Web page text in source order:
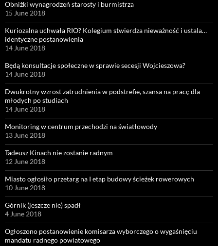
Obniżki wynagrodzeń starosty i burmistrza
15 June 2018
Kuriozalna uchwała RIO? Kolegium stwierdza nieważność i ustala…
identyczne postanowienia
14 June 2018
Będą konsultacje społeczne w sprawie secesji Wojcieszowa?
14 June 2018
Dwukrotny wzrost zatrudnienia w podstrefie, szansa na pracę dla
młodych po studiach
14 June 2018
Monitoring w centrum przechodzi na światłowody
13 June 2018
Tadeusz Kinach nie zostanie radnym
12 June 2018
Miasto ogłosiło przetarg na I etap budowy ścieżek rowerowych
10 June 2018
Górnik (jeszcze nie) spadł
4 June 2018
Ogłoszono postanowienie komisarza wyborczego o wygaśnięciu
mandatu radnego powiatowego